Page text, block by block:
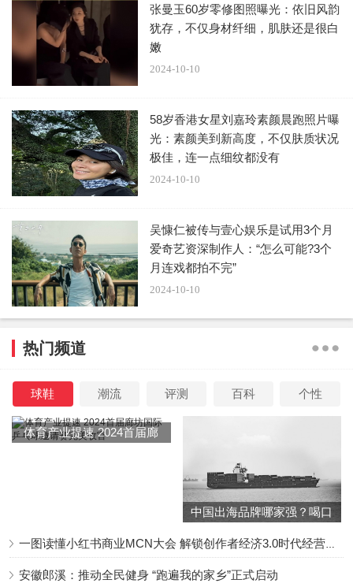
张曼玉60岁零修图照曝光：依旧风韵
犹存，不仅身材纤细，肌肤还是很白
嫩
2024-10-10
58岁香港女星刘嘉玲素颜晨跑照片曝
光：素颜美到新高度，不仅肤质状况
极佳，连一点细纹都没有
2024-10-10
吴慷仁被传与壹心娱乐是试用3个月
爱奇艺资深制作人：“怎么可能?3个
月连戏都拍不完”
2024-10-10
热门频道
球鞋 潮流 评测 百科 个性
体育产业提速 2024首届廊
中国出海品牌哪家强？喝口
安徽郎溪：推动全民健身 “跑遍我的家乡”正式启动